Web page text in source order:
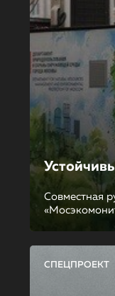
Совместная
СПЕЦПРОЕКТ